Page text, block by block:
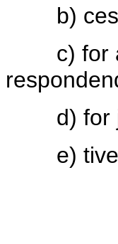
b)
c) for
d) for
e) tiver